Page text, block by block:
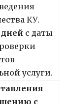
КУ.
дней с даты
услуги.
с